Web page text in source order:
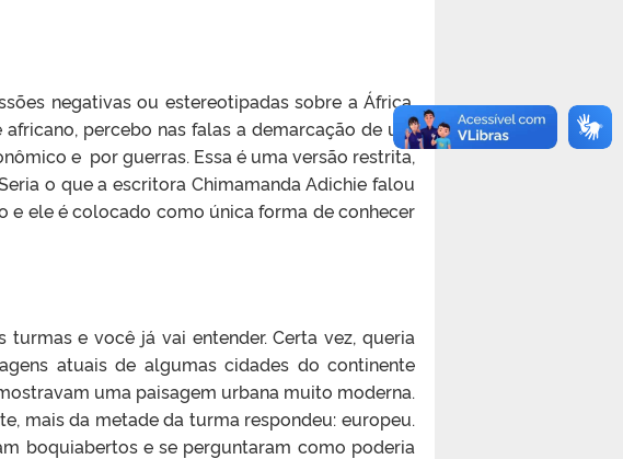
negativas ou estereotipadas sobre a África.
percebo nas falas a demarcação de um
e por guerras. Essa é uma versão restrita,
o que a escritora Chimamanda Adichie falou
e ele é colocado como única forma de conhecer
e você já vai entender. Certa vez, queria
atuais de algumas cidades do continente
uma paisagem urbana muito moderna.
mais da metade da turma respondeu: europeu.
boquiabertos e se perguntaram como poderia